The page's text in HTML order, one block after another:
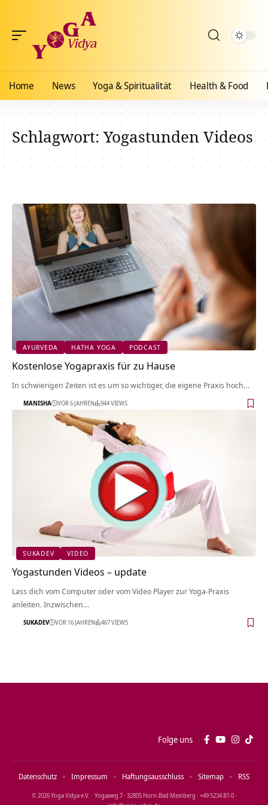
Home News Yoga & Spiritualität Health & Food
Schlagwort:Yogastunden Videos
AYURVEDA HATHA YOGA PODCAST
Kostenlose Yogapraxis für zu Hause
In schwierigen Zeiten ist es um so wichtiger, die eigene Praxis hoch…
MANISHA VOR 6 JAHREN 944 VIEWS
SUKADEV VIDEO
Yogastunden Videos – update
Lass dich vom Computer oder vom Video Player zur Yoga-Praxis
anleiten. Inzwischen…
SUKADEV VOR 16 JAHREN 467 VIEWS
Folge uns
© 2026 Yoga Vidya e.V. · Yogaweg 7 · 32805 Horn‑Bad Meinberg · +49 5234 87‑0 ·
Datenschutz Impressum Haftungsausschluss Sitemap RSS